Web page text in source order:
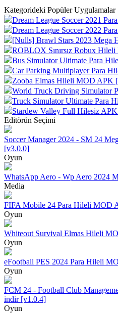
Kategorideki Popüler Uygulamalar
Dream League Soccer 2021
Dream League Soccer 2022
[Nulls] Brawl Stars 2023
ROBLOX Sınırsız Robux
Bus Simulator Ultimate Para
Car Parking Multiplayer Para
Zooba Elmas Hileli MOD APK
World Truck Driving Simulator
Truck Simulator Ultimate Para
Stardew Valley Full Hilesiz
Editörün Seçimi
Soccer Manager 2024 - SM 24
[v3.0.0]
Oyun
WhatsApp Aero - Wp Aero 2024
Media
FIFA Mobile 24 Para Hileli MOD
Oyun
Whiteout Survival Elmas Hileli
Oyun
eFootball PES 2024 Para Hileli
Oyun
FCM 24 - Football Club
indir [v1.0.4]
Oyun